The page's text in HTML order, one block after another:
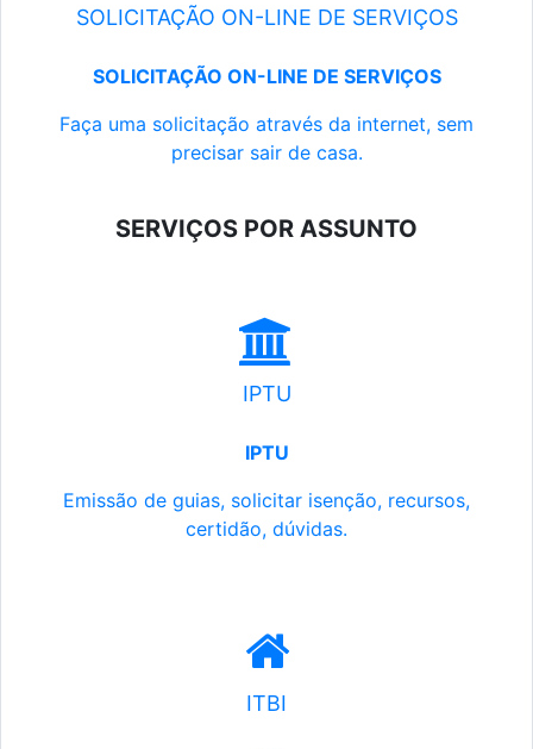
SOLICITAÇÃO ON-LINE DE SERVIÇOS
SOLICITAÇÃO ON-LINE DE SERVIÇOS
Faça uma solicitação através da internet, sem
precisar sair de casa.
SERVIÇOS POR ASSUNTO
IPTU
IPTU
Emissão de guias, solicitar isenção, recursos,
certidão, dúvidas.
ITBI